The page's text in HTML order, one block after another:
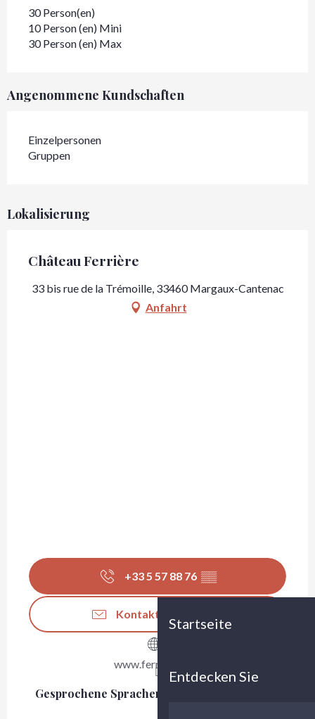
Startseite
Entdecken Sie
30 Person(en)
10 Person (en) Mini
30 Person (en) Max
Angenommene Kundschaften
Einzelpersonen
Gruppen
Lokalisierung
Château Ferrière
33 bis rue de la Trémoille, 33460 Margaux-Cantenac
Anfahrt
+33 5 57 88 76 ▒▒
Kontaktieren Sie uns
www.ferriere.com
Gesprochene Sprachen
Gesprochene Sprachen